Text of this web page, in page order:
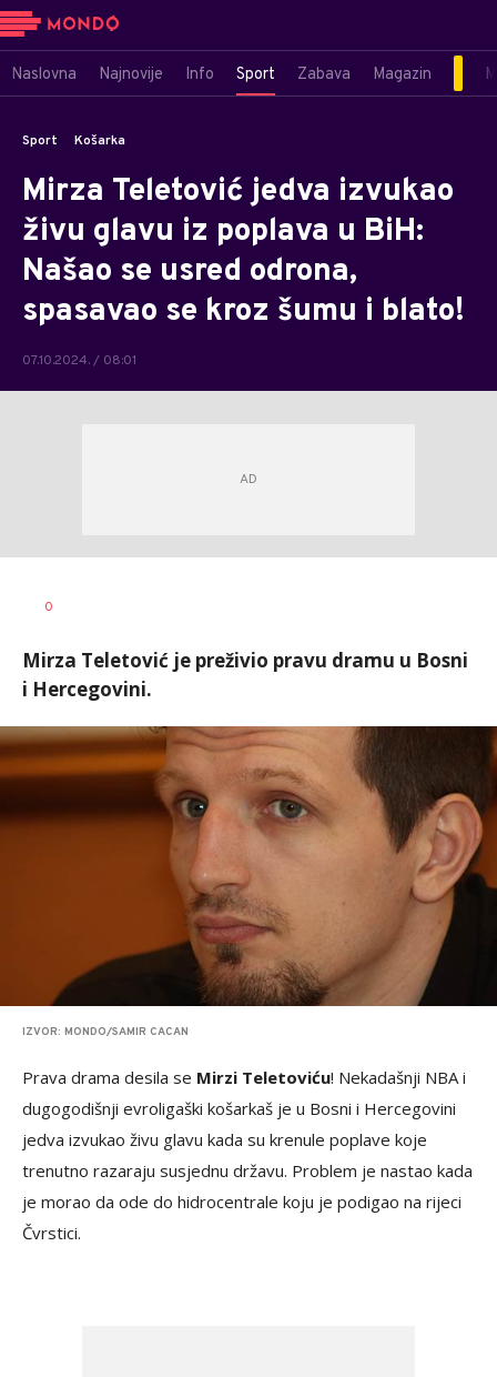
Naslovna Najnovije Info Sport Zabava Magazin
Sport Košarka
Mirza Teletović jedva izvukao
živu glavu iz poplava u BiH:
Našao se usred odrona,
spasavao se kroz šumu i blato!
07.10.2024. / 08:01
AUTOR
0
Mirza Teletović je preživio pravu dramu u Bosni
i Hercegovini.
IZVOR: MONDO/SAMIR CACAN
Prava drama desila se Mirzi Teletoviću! Nekadašnji NBA i
dugogodišnji evroligaški košarkaš je u Bosni i Hercegovini
jedva izvukao živu glavu kada su krenule poplave koje
trenutno razaraju susjednu državu. Problem je nastao kada
je morao da ode do hidrocentrale koju je podigao na rijeci
Čvrstici.